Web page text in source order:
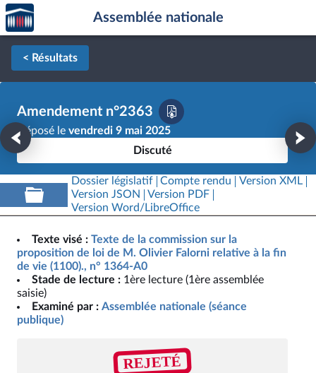
Aller au contenu
Aller en bas de la page
Accèder
à la
page
d'accueil
Assemblée nationale
< Résultats
Amendement n°2363
Déposé le vendredi 9 mai 2025
Discuté
Dossier législatif Compte rendu
Version XML
Version JSON
Version PDF
Version Word/LibreOffice
Texte visé : Texte de la commission sur la
proposition de loi de M. Olivier Falorni relative à la fin
de vie (1100)., n° 1364-A0
Stade de lecture : 1ère lecture (1ère assemblée
saisie)
Examiné par : Assemblée nationale (séance
publique)
REJETÉ